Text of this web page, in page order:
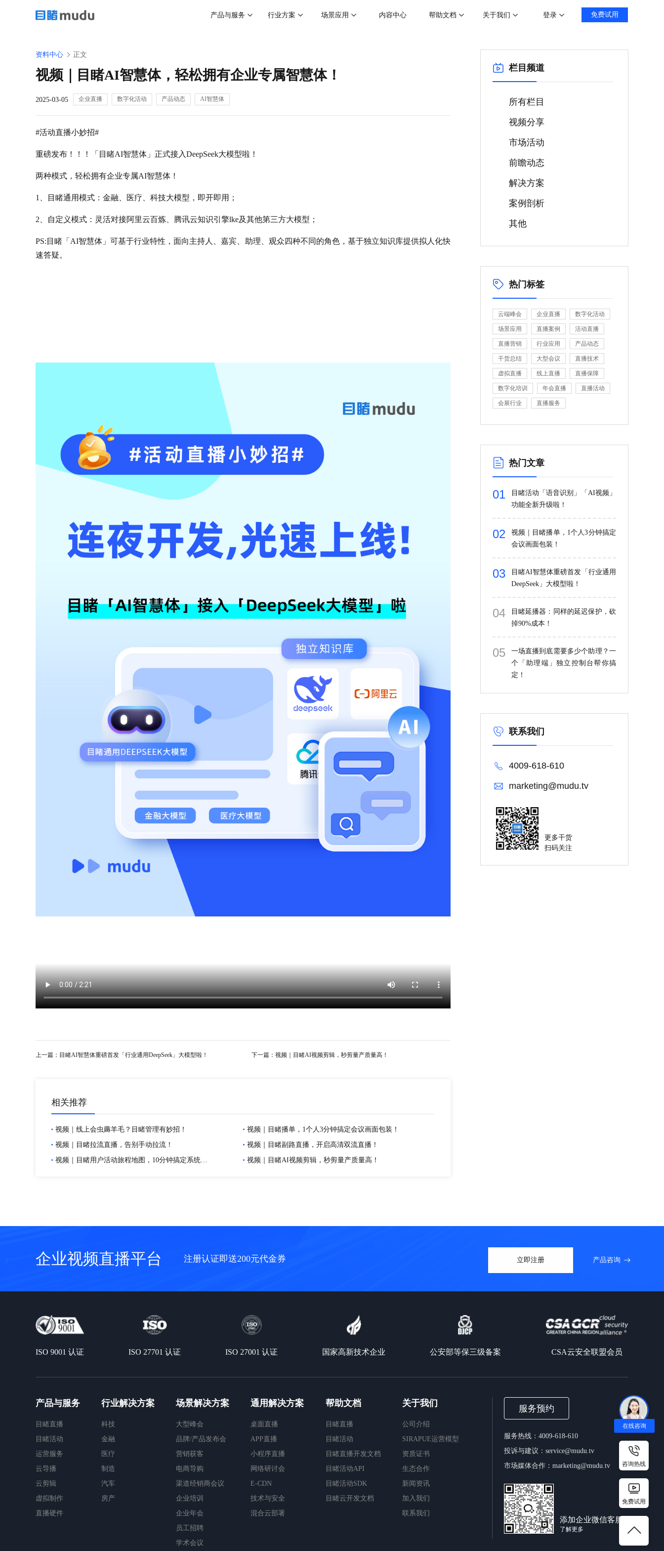
产品与服务 行业方案 场景应用 内容中心 帮助文档 关于我们 登录 免费试用
资料中心 正文
视频｜目睹AI智慧体，轻松拥有企业专属智慧体！
2025-03-05 企业直播 数字化活动 产品动态 AI智慧体
#活动直播小妙招#
重磅发布！！！「目睹AI智慧体」正式接入DeepSeek大模型啦！
两种模式，轻松拥有企业专属AI智慧体！
1、目睹通用模式：金融、医疗、科技大模型，即开即用；
2、自定义模式：灵活对接阿里云百炼、腾讯云知识引擎lke及其他第三方大模型；
PS:目睹「AI智慧体」可基于行业特性，面向主持人、嘉宾、助理、观众四种不同的角色，基于独立知识库提供拟人化快
速答疑。
上一篇： 目睹AI智慧体重磅首发「行业通用DeepSeek」大模型啦！ 下一篇： 视频｜目睹AI视频剪辑，秒剪量产质量高！
相关推荐
视频｜线上会虫薅羊毛？目睹管理有妙招！ 视频｜目睹播单，1个人3分钟搞定会议画面包装！
视频｜目睹拉流直播，告别手动拉流！ 视频｜目睹副路直播，开启高清双流直播！
视频｜目睹用户活动旅程地图，10分钟搞定系统化数据复盘！ 视频｜目睹AI视频剪辑，秒剪量产质量高！
栏目频道
所有栏目
视频分享
市场活动
前瞻动态
解决方案
案例剖析
其他
热门标签
云端峰会 企业直播 数字化活动
场景应用 直播案例 活动直播
直播营销 行业应用 产品动态
干货总结 大型会议 直播技术
虚拟直播 线上直播 直播保障
数字化培训 年会直播 直播活动
会展行业 直播服务
热门文章
01
目睹活动「语音识别」「AI视频」
功能全新升级啦！
02
视频｜目睹播单，1个人3分钟搞定
会议画面包装！
03
目睹AI智慧体重磅首发「行业通用
DeepSeek」大模型啦！
04
目睹延播器：同样的延迟保护，砍
掉90%成本！
05
一场直播到底需要多少个助理？一
个「助理端」独立控制台帮你搞
定！
联系我们
4009-618-610
marketing@mudu.tv
更多干货
扫码关注
企业视频直播平台 注册认证即送200元代金券 立即注册 产品咨询
ISO 9001 认证 ISO 27701 认证 ISO 27001 认证 国家高新技术企业 公安部等保三级备案 CSA云安全联盟会员
产品与服务
目睹直播
目睹活动
运营服务
云导播
云剪辑
虚拟制作
直播硬件
行业解决方案
科技
金融
医疗
制造
汽车
房产
场景解决方案
大型峰会
品牌/产品发布会
营销获客
电商导购
渠道经销商会议
企业培训
企业年会
员工招聘
学术会议
通用解决方案
桌面直播
APP直播
小程序直播
网络研讨会
E-CDN
技术与安全
混合云部署
帮助文档
目睹直播
目睹活动
目睹直播开发文档
目睹活动API
目睹活动SDK
目睹云开发文档
关于我们
公司介绍
SIRAPUE运营模型
资质证书
生态合作
新闻资讯
加入我们
联系我们
服务预约
服务热线：4009-618-610
投诉与建议：service@mudu.tv
市场媒体合作：marketing@mudu.tv
添加企业微信客服
了解更多
在线咨询
咨询热线
免费试用